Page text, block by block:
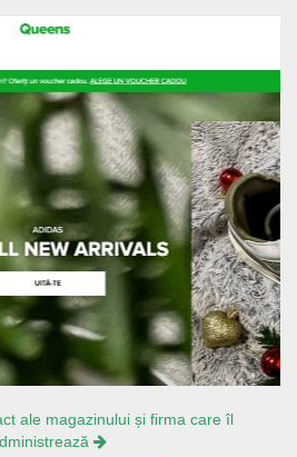
ale magazinului și firma care îl